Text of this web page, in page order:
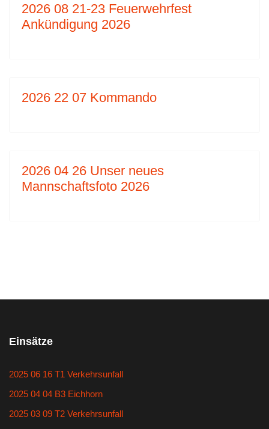
2026 08 21-23 Feuerwehrfest
Ankündigung 2026
2026 22 07 Kommando
2026 04 26 Unser neues
Mannschaftsfoto 2026
Einsätze
2025 06 16 T1 Verkehrsunfall
2025 04 04 B3 Eichhorn
2025 03 09 T2 Verkehrsunfall